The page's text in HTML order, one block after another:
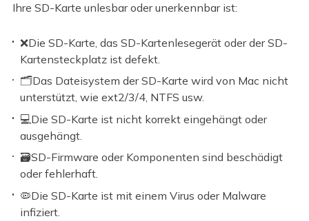
Ihre SD-Karte unlesbar oder unerkennbar ist:
❌Die SD-Karte, das SD-Kartenlesegerät oder der SD-
Kartensteckplatz ist defekt.
🗂️Das Dateisystem der SD-Karte wird von Mac nicht
unterstützt, wie ext2/3/4, NTFS usw.
💻Die SD-Karte ist nicht korrekt eingehängt oder
ausgehängt.
🗃️SD-Firmware oder Komponenten sind beschädigt
oder fehlerhaft.
🦠Die SD-Karte ist mit einem Virus oder Malware
infiziert.